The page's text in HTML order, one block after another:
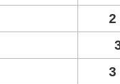
2
3